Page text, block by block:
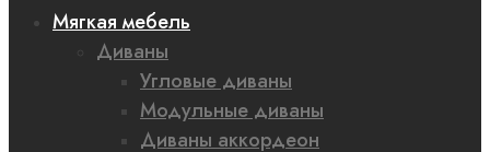
Мягкая мебель
Диваны
Угловые диваны
Модульные диваны
Диваны аккордеон